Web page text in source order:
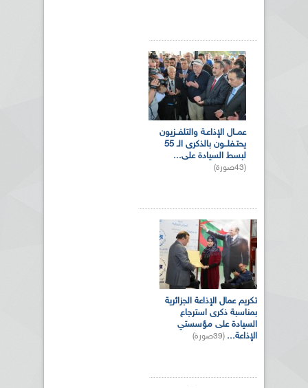
عمــال الإذاعـة والتلفــزيون
يحتـفلــون بالذكرى الـ 55
لبسط السيادة على...
(43صورة)
تكريم عمال الإذاعة الجزائرية
بمناسبة ذكرى استرجاع
السيادة على مؤسستي
الإذاعة... (39صورة)